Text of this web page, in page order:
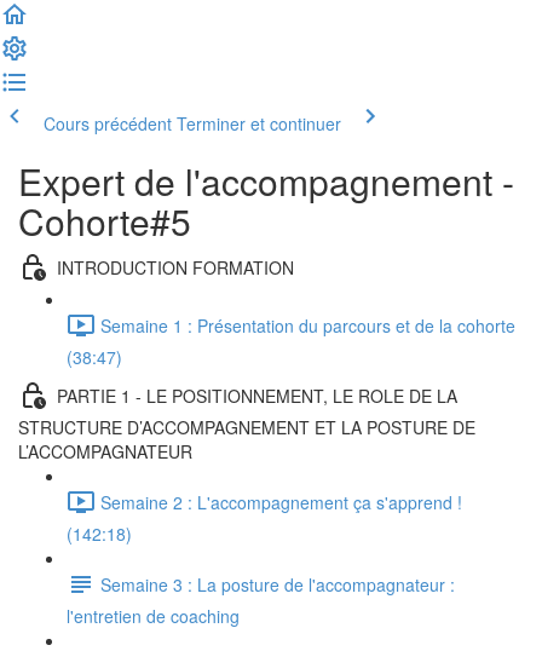
Cours précédent Terminer et continuer
Expert de l'accompagnement -
Cohorte#5
INTRODUCTION FORMATION
Semaine 1 : Présentation du parcours et de la cohorte
(38:47)
PARTIE 1 - LE POSITIONNEMENT, LE ROLE DE LA
STRUCTURE D’ACCOMPAGNEMENT ET LA POSTURE DE
L’ACCOMPAGNATEUR
Semaine 2 : L'accompagnement ça s'apprend !
(142:18)
Semaine 3 : La posture de l'accompagnateur :
l'entretien de coaching